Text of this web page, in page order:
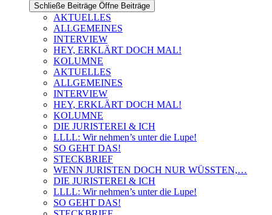
Schließe Beiträge Öffne Beiträge
AKTUELLES
ALLGEMEINES
INTERVIEW
HEY, ERKLÄRT DOCH MAL!
KOLUMNE
AKTUELLES
ALLGEMEINES
INTERVIEW
HEY, ERKLÄRT DOCH MAL!
KOLUMNE
DIE JURISTEREI & ICH
LLLL: Wir nehmen’s unter die Lupe!
SO GEHT DAS!
STECKBRIEF
WENN JURISTEN DOCH NUR WÜSSTEN,…
DIE JURISTEREI & ICH
LLLL: Wir nehmen’s unter die Lupe!
SO GEHT DAS!